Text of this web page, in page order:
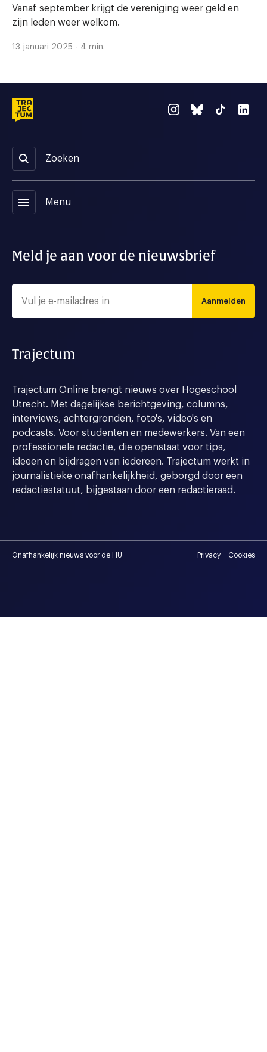
Vanaf september krijgt de vereniging weer geld en
zijn leden weer welkom.
13 januari 2025 - 4 min.
Zoeken
menu Menu
Meld je aan voor de nieuwsbrief
Aanmelden
Trajectum
Trajectum Online brengt nieuws over Hogeschool
Utrecht. Met dagelijkse berichtgeving, columns,
interviews, achtergronden, foto's, video's en
podcasts. Voor studenten en medewerkers. Van een
professionele redactie, die openstaat voor tips,
ideeen en bijdragen van iedereen. Trajectum werkt in
journalistieke onafhankelijkheid, geborgd door een
redactiestatuut, bijgestaan door een redactieraad.
Onafhankelijk nieuws voor de HU Privacy Cookies